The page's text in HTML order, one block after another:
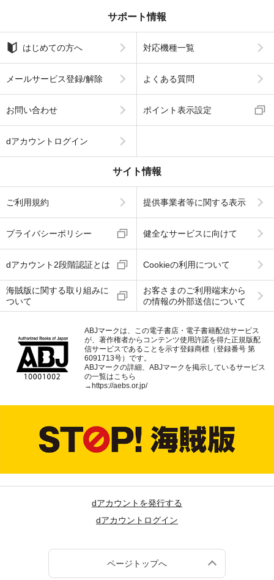
サポート情報
はじめての方へ 対応機種一覧
メールサービス登録/解除 よくある質問
お問い合わせ ポイント表示設定
dアカウントログイン
サイト情報
ご利用規約 提供事業者等に関する表示
プライバシーポリシー 健全なサービスに向けて
dアカウント2段階認証とは Cookieの利用について
海賊版に関する取り組みに
ついて
お客さまのご利用端末から
の情報の外部送信について
ABJマークは、この電子書店・電子書籍配信サービス
が、著作権者からコンテンツ使用許諾を得た正規版配
信サービスであることを示す登録商標（登録番号 第
6091713号）です。
ABJマークの詳細、ABJマークを掲示しているサービス
の一覧はこちら
→https://aebs.or.jp/
dアカウントを発行する
dアカウントログイン
ページトップへ